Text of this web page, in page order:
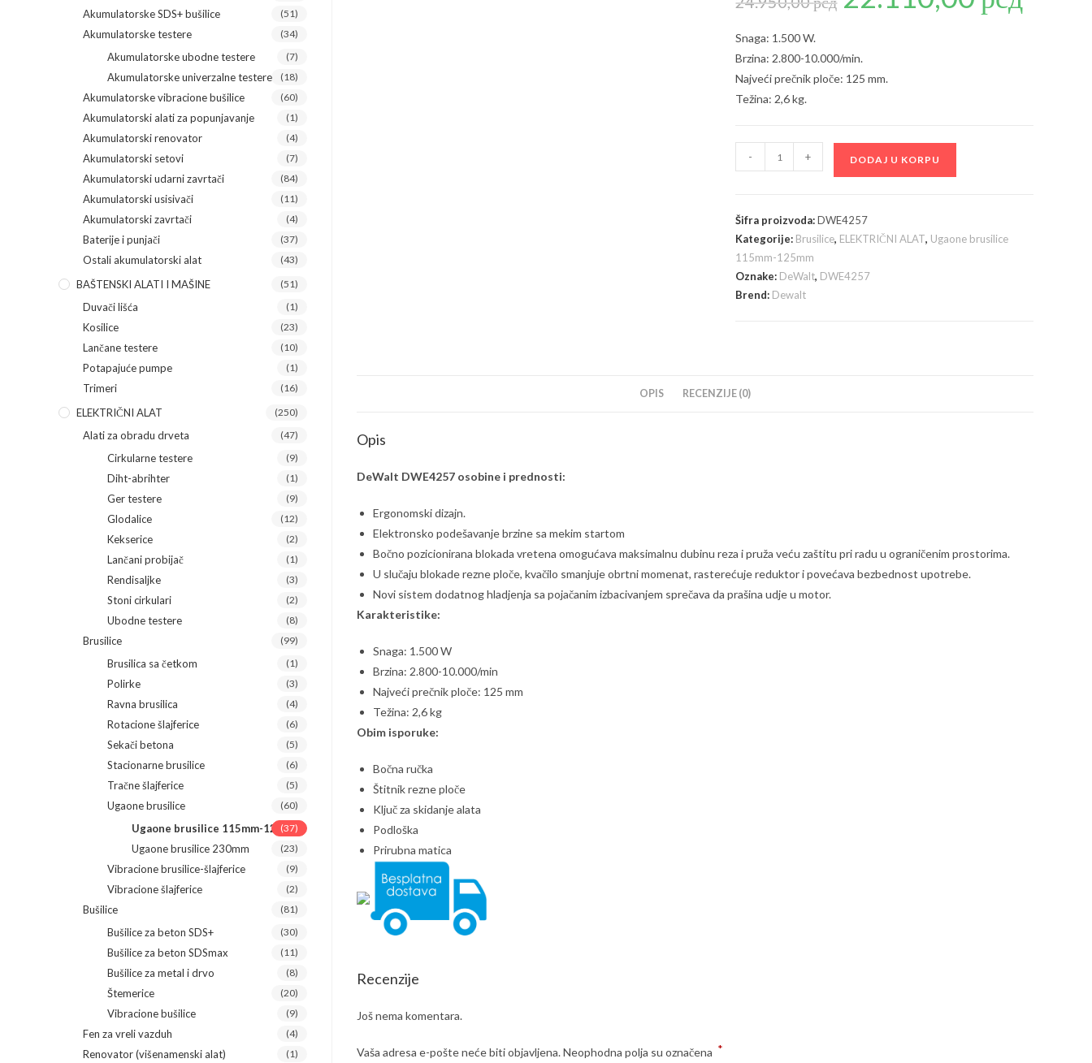
je
je:
Snaga: 1.500 W.
Brzina: 2.800-10.000/min.
Najveći prečnik ploče: 125 mm.
Težina: 2,6 kg.
DWE4257
brusilica
1500W;
125mm
količina
- + DODAJ U KORPU
Šifra proizvoda:DWE4257
Kategorije: Brusilice, ELEKTRIČNI ALAT, Ugaone brusilice
115mm-125mm
Oznake: DeWalt, DWE4257
Brend: Dewalt
OPIS RECENZIJE (0)
Opis
DeWalt DWE4257 osobine i prednosti:
Ergonomski dizajn.
Elektronsko podešavanje brzine sa mekim startom
Bočno pozicionirana blokada vretena omogućava maksimalnu dubinu reza i pruža veću zaštitu pri radu u ograničenim prostorima.
U slučaju blokade rezne ploče, kvačilo smanjuje obrtni momenat, rasterećuje reduktor i povećava bezbednost upotrebe.
Novi sistem dodatnog hladjenja sa pojačanim izbacivanjem sprečava da prašina udje u motor.
Karakteristike:
Snaga: 1.500 W
Brzina: 2.800-10.000/min
Najveći prečnik ploče: 125 mm
Težina: 2,6 kg
Obim isporuke:
Bočna ručka
Štitnik rezne ploče
Ključ za skidanje alata
Podloška
Prirubna matica
Recenzije
Još nema komentara.
Vaša adresa e-pošte neće biti objavljena.Neophodna polja su označena *
Akumulatorske SDS+ bušilice (51)
Akumulatorske testere (34)
Akumulatorske ubodne testere (7)
Akumulatorske univerzalne testere (18)
Akumulatorske vibracione bušilice (60)
Akumulatorski alati za popunjavanje (1)
Akumulatorski renovator (4)
Akumulatorski setovi (7)
Akumulatorski udarni zavrtači (84)
Akumulatorski usisivači (11)
Akumulatorski zavrtači (4)
Baterije i punjači (37)
Ostali akumulatorski alat (43)
BAŠTENSKI ALATI I MAŠINE (51)
Duvači lišća (1)
Kosilice (23)
Lančane testere (10)
Potapajuće pumpe (1)
Trimeri (16)
ELEKTRIČNI ALAT (250)
Alati za obradu drveta (47)
Cirkularne testere (9)
Diht-abrihter (1)
Ger testere (9)
Glodalice (12)
Kekserice (2)
Lančani probijač (1)
Rendisaljke (3)
Stoni cirkulari (2)
Ubodne testere (8)
Brusilice (99)
Brusilica sa četkom (1)
Polirke (3)
Ravna brusilica (4)
Rotacione šlajferice (6)
Sekači betona (5)
Stacionarne brusilice (6)
Tračne šlajferice (5)
Ugaone brusilice (60)
Ugaone brusilice 115mm-125mm
(37)
Ugaone brusilice 230mm (23)
Vibracione brusilice-šlajferice (9)
Vibracione šlajferice (2)
Bušilice (81)
Bušilice za beton SDS+ (30)
Bušilice za beton SDSmax (11)
Bušilice za metal i drvo (8)
Štemerice (20)
Vibracione bušilice (9)
Fen za vreli vazduh (4)
Renovator (višenamenski alat) (1)